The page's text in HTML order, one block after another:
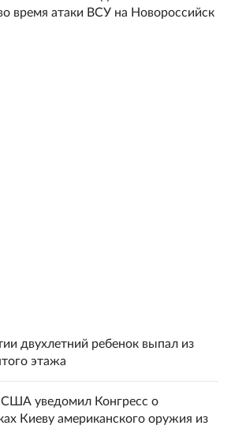
время атаки ВСУ на Новороссийск
двухлетний ребенок выпал из
этажа
США уведомил Конгресс о
Киеву американского оружия из